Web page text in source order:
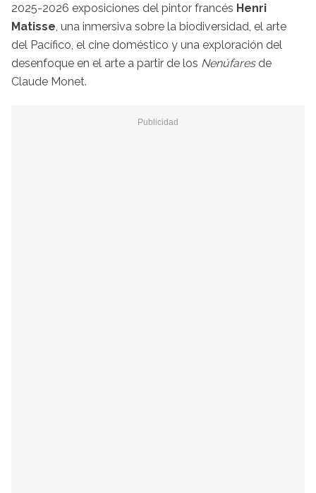
2025-2026 exposiciones del pintor francés Henri
Matisse, una inmersiva sobre la biodiversidad, el arte
del Pacífico, el cine doméstico y una exploración del
desenfoque en el arte a partir de los Nenúfares de
Claude Monet.